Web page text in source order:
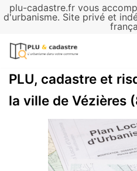
plu-cadastre.fr vous
d'urbanisme. Site privé et
Aller
contenu
PLU, cadastre et
la ville de Vézières